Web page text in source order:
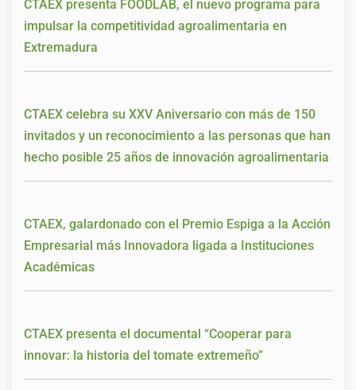
CTAEX presenta FOODLAB, el nuevo programa para
impulsar la competitividad agroalimentaria en
Extremadura
CTAEX celebra su XXV Aniversario con más de 150
invitados y un reconocimiento a las personas que han
hecho posible 25 años de innovación agroalimentaria
CTAEX, galardonado con el Premio Espiga a la Acción
Empresarial más Innovadora ligada a Instituciones
Académicas
CTAEX presenta el documental “Cooperar para
innovar: la historia del tomate extremeño”